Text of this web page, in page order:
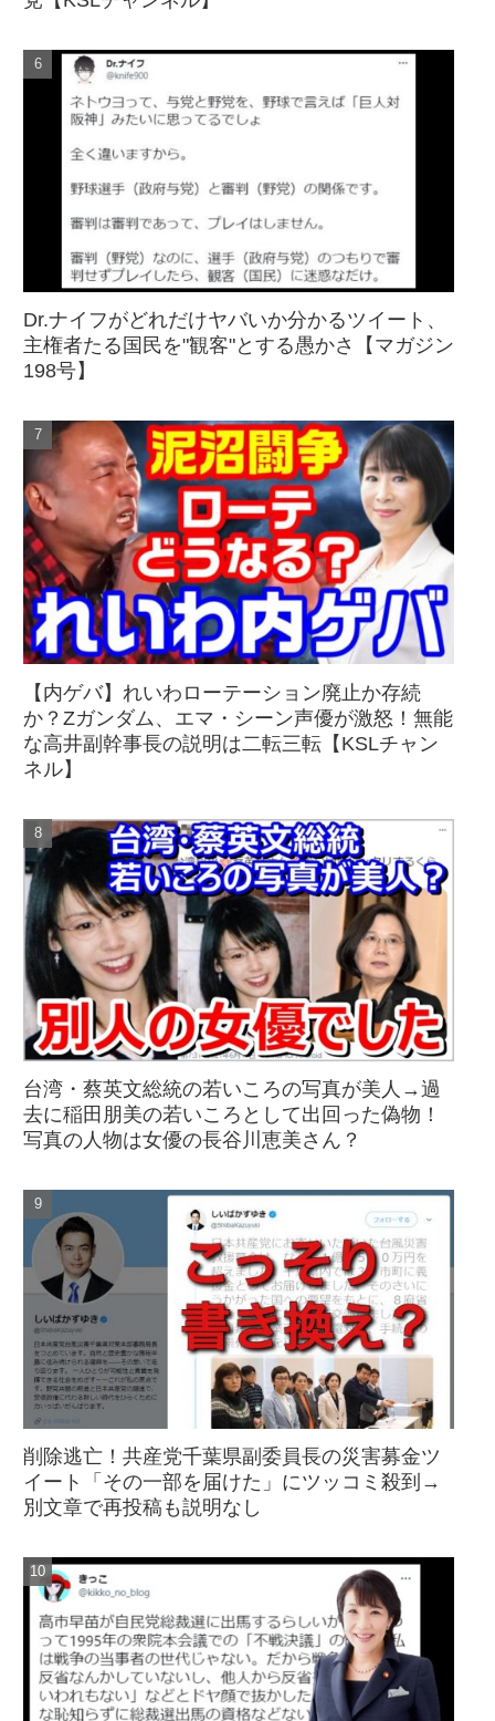
Dr.ナイフがどれだけヤバいか分かるツイート、
主権者たる国民を"観客"とする愚かさ【マガジン
198号】
【内ゲバ】れいわローテーション廃止か存続
か？Zガンダム、エマ・シーン声優が激怒！無能
な高井副幹事長の説明は二転三転【KSLチャン
ネル】
台湾・蔡英文総統の若いころの写真が美人→過
去に稲田朋美の若いころとして出回った偽物！
写真の人物は女優の長谷川恵美さん？
削除逃亡！共産党千葉県副委員長の災害募金ツ
イート「その一部を届けた」にツッコミ殺到→
別文章で再投稿も説明なし